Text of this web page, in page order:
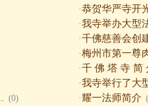
·恭贺华严寺开
·我寺举办大型
·千佛慈善会创
·梅州市第一尊
·千 佛 塔 寺 简
·我寺举行了大
(0) ·耀一法师简介